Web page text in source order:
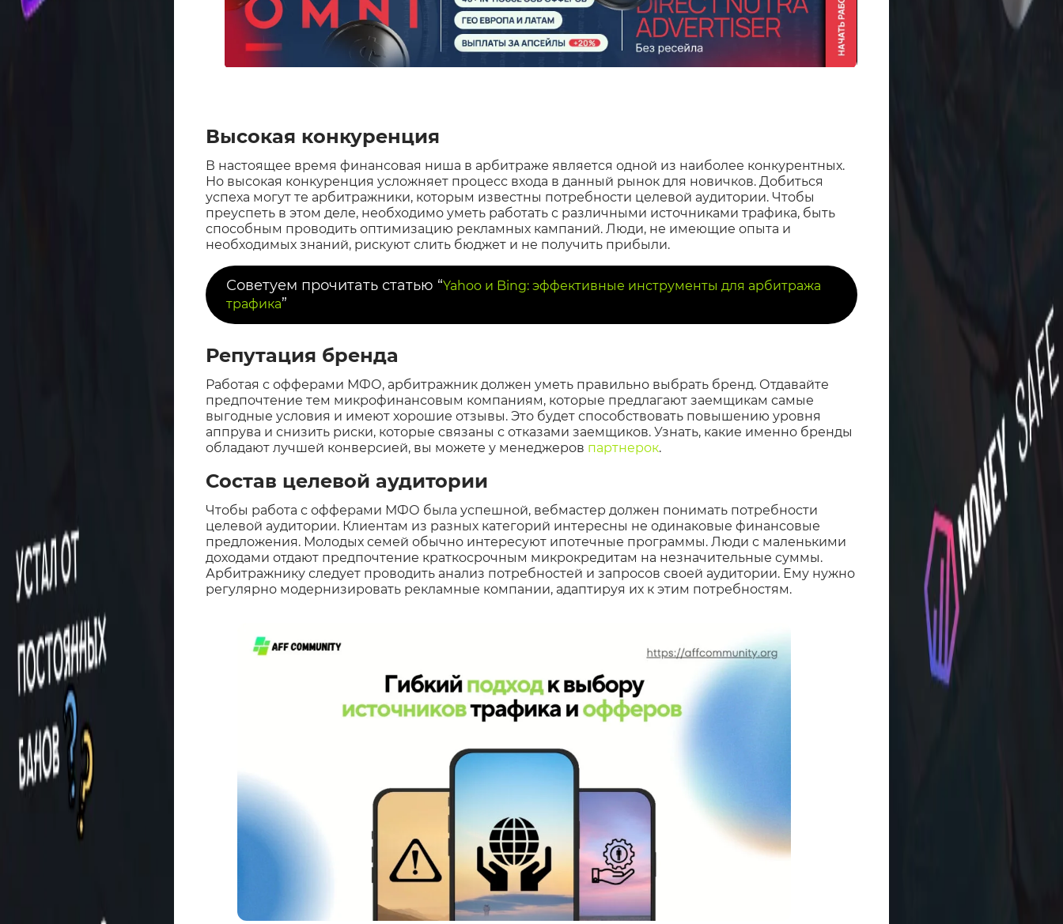
Высокая конкуренция
В настоящее время финансовая ниша в арбитраже является одной из наиболее конкурентных.
Но высокая конкуренция усложняет процесс входа в данный рынок для новичков. Добиться
успеха могут те арбитражники, которым известны потребности целевой аудитории. Чтобы
преуспеть в этом деле, необходимо уметь работать с различными источниками трафика, быть
способным проводить оптимизацию рекламных кампаний. Люди, не имеющие опыта и
необходимых знаний, рискуют слить бюджет и не получить прибыли.
Советуем прочитать статью “Yahoo и Bing: эффективные инструменты для арбитража
трафика”
Репутация бренда
Работая с офферами МФО, арбитражник должен уметь правильно выбрать бренд. Отдавайте
предпочтение тем микрофинансовым компаниям, которые предлагают заемщикам самые
выгодные условия и имеют хорошие отзывы. Это будет способствовать повышению уровня
аппрува и снизить риски, которые связаны с отказами заемщиков. Узнать, какие именно бренды
обладают лучшей конверсией, вы можете у менеджеров партнерок.
Состав целевой аудитории
Чтобы работа с офферами МФО была успешной, вебмастер должен понимать потребности
целевой аудитории. Клиентам из разных категорий интересны не одинаковые финансовые
предложения. Молодых семей обычно интересуют ипотечные программы. Люди с маленькими
доходами отдают предпочтение краткосрочным микрокредитам на незначительные суммы.
Арбитражнику следует проводить анализ потребностей и запросов своей аудитории. Ему нужно
регулярно модернизировать рекламные компании, адаптируя их к этим потребностям.